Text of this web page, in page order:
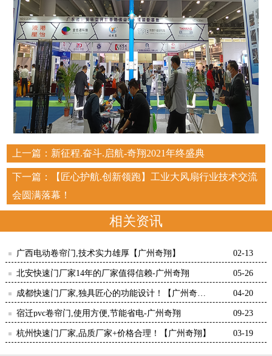
上一篇： 新征程.奋斗.启航-奇翔2021年终盛典
下一篇：
【匠心护航.创新领跑】工业大风扇行业技术交流
会圆满落幕！
相关资讯
广西电动卷帘门,技术实力雄厚【广州奇翔】 02-13
北安快速门厂家14年的厂家值得信赖-广州奇翔 05-26
成都快速门厂家,独具匠心的功能设计！【广州奇
翔】
04-20
宿迁pvc卷帘门,使用方便,节能省电-广州奇翔 09-23
杭州快速门厂家,品质厂家+价格合理！【广州奇翔】 03-19